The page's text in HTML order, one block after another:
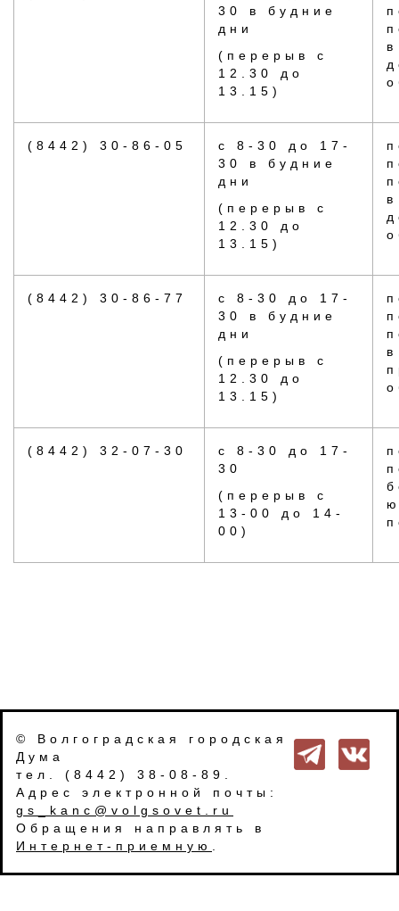
30 в будние
дни
(перерыв с
12.30 до
13.15)
(8442) 30-86-05
с 8-30 до 17-
30 в будние
дни
(перерыв с
12.30 до
13.15)
(8442) 30-86-77
с 8-30 до 17-
30 в будние
дни
(перерыв с
12.30 до
13.15)
(8442) 32-07-30
с 8-30 до 17-
30
(перерыв с
13-00 до 14-
00)
© Волгоградская городская
Дума
тел. (8442) 38-08-89.
Адрес электронной почты:
gs_kanc@volgsovet.ru
Обращения направлять в
Интернет-приемную